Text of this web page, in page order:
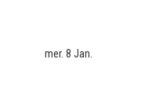
mer. 8 Jan.